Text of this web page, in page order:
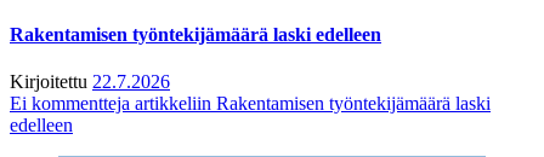
Rakentamisen työntekijämäärä laski edelleen
Kirjoitettu 22.7.2026
Ei kommentteja artikkeliin Rakentamisen työntekijämäärä laski
edelleen